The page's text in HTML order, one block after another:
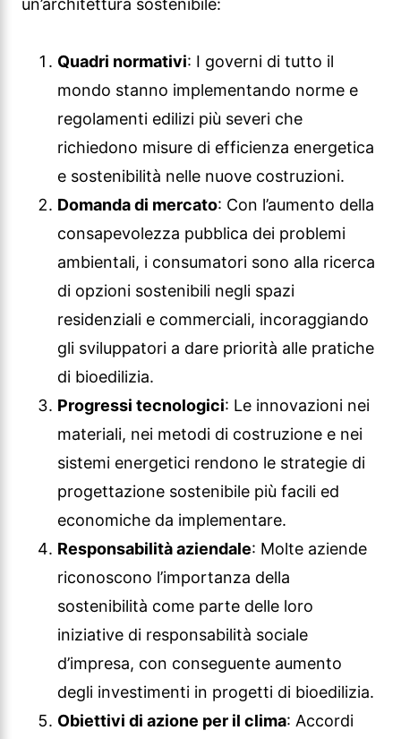
un’architettura sostenibile:
Quadri normativi: I governi di tutto il
mondo stanno implementando norme e
regolamenti edilizi più severi che
richiedono misure di efficienza energetica
e sostenibilità nelle nuove costruzioni.
Domanda di mercato: Con l’aumento della
consapevolezza pubblica dei problemi
ambientali, i consumatori sono alla ricerca
di opzioni sostenibili negli spazi
residenziali e commerciali, incoraggiando
gli sviluppatori a dare priorità alle pratiche
di bioedilizia.
Progressi tecnologici: Le innovazioni nei
materiali, nei metodi di costruzione e nei
sistemi energetici rendono le strategie di
progettazione sostenibile più facili ed
economiche da implementare.
Responsabilità aziendale: Molte aziende
riconoscono l’importanza della
sostenibilità come parte delle loro
iniziative di responsabilità sociale
d’impresa, con conseguente aumento
degli investimenti in progetti di bioedilizia.
Obiettivi di azione per il clima: Accordi